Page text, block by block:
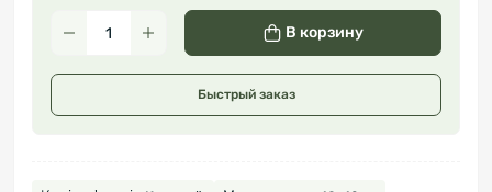
В корзину
Быстрый заказ